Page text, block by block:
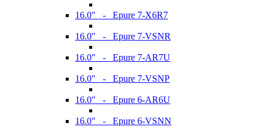
16.0" - Epure 7-X6R7
16.0" - Epure 7-VSNR
16.0" - Epure 7-AR7U
16.0" - Epure 7-VSNP
16.0" - Epure 6-AR6U
16.0" - Epure 6-VSNN